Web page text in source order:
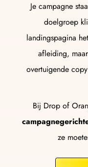
Je campagne
doelgroep
landingspagina
afleiding,
overtuigende
Bij Drop of
ze